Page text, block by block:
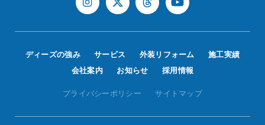
ディーズの強み サービス 外装リフォーム
施工実績
会社案内
お知らせ 採用情報
プライバシーポリシー サイトマップ